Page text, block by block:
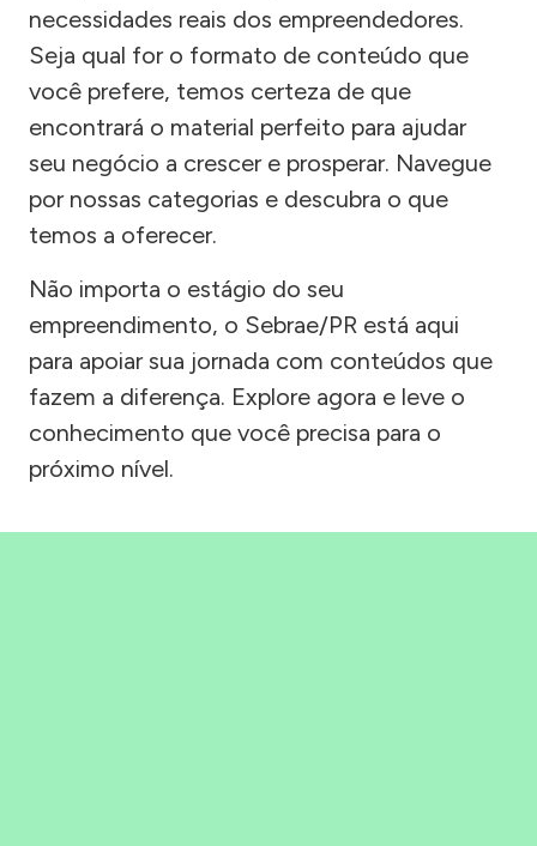
necessidades reais dos empreendedores.
Seja qual for o formato de conteúdo que
você prefere, temos certeza de que
encontrará o material perfeito para ajudar
seu negócio a crescer e prosperar. Navegue
por nossas categorias e descubra o que
temos a oferecer.
Não importa o estágio do seu
empreendimento, o Sebrae/PR está aqui
para apoiar sua jornada com conteúdos que
fazem a diferença. Explore agora e leve o
conhecimento que você precisa para o
próximo nível.